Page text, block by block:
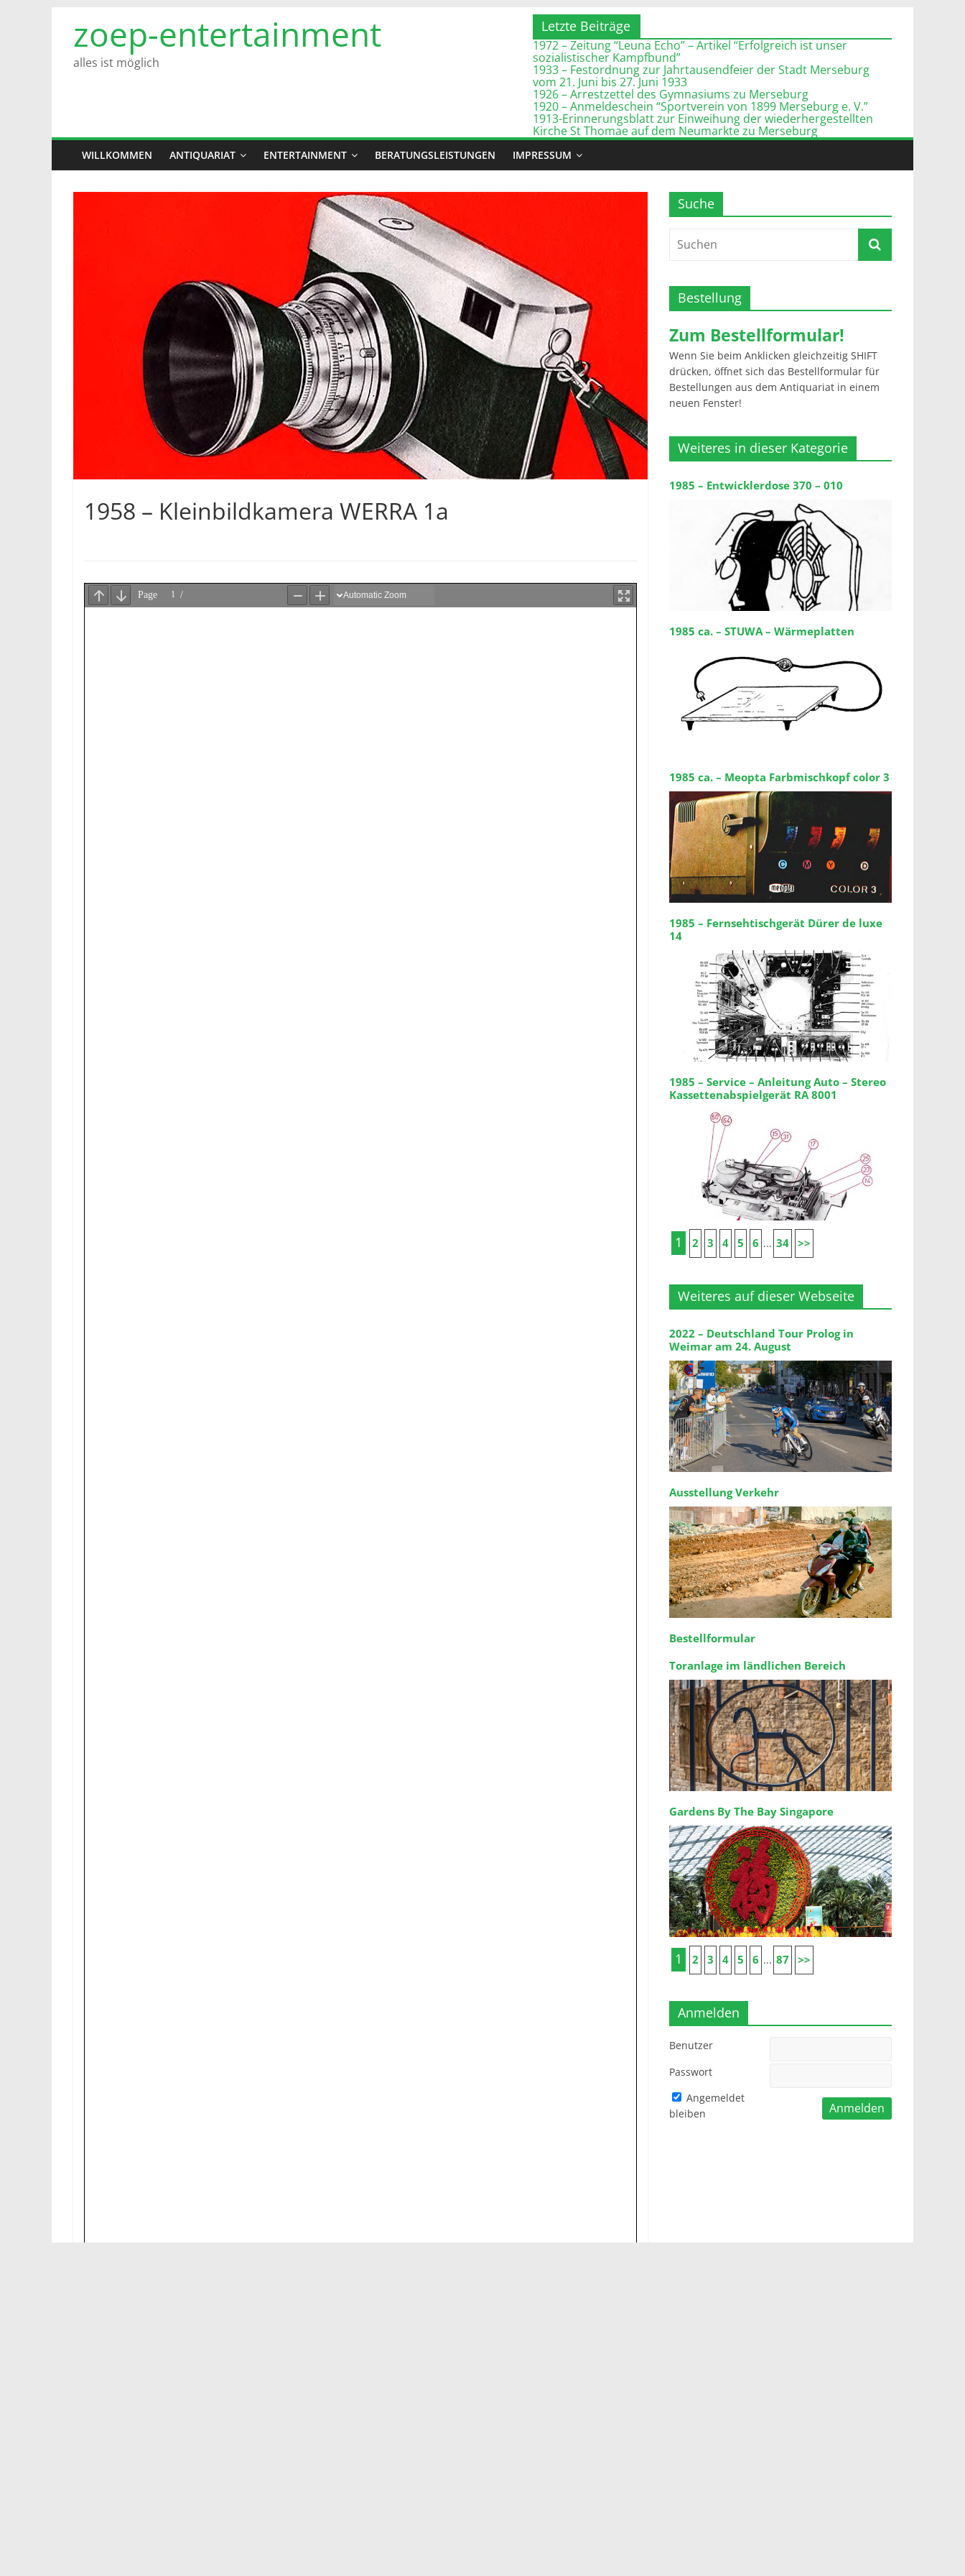
Inhalt
springen
zoep-entertainment
alles ist möglich
Letzte Beiträge
1972 – Zeitung “Leuna Echo” – Artikel “Erfolgreich ist unser
sozialistischer Kampfbund”
1933 – Festordnung zur Jahrtausendfeier der Stadt Merseburg
vom 21. Juni bis 27. Juni 1933
1926 – Arrestzettel des Gymnasiums zu Merseburg
1920 – Anmeldeschein “Sportverein von 1899 Merseburg e. V.”
1913-Erinnerungsblatt zur Einweihung der wiederhergestellten
Kirche St Thomae auf dem Neumarkte zu Merseburg
WILLKOMMEN ANTIQUARIAT ENTERTAINMENT BERATUNGSLEISTUNGEN IMPRESSUM
1958 – Kleinbildkamera WERRA 1a
Suche
Bestellung
Zum Bestellformular!
Wenn Sie beim Anklicken gleichzeitig SHIFT
drücken, öffnet sich das Bestellformular für
Bestellungen aus dem Antiquariat in einem
neuen Fenster!
Weiteres in dieser Kategorie
1985 – Entwicklerdose 370 – 010
1985 ca. – STUWA – Wärmeplatten
1985 ca. – Meopta Farbmischkopf color 3
1985 – Fernsehtischgerät Dürer de luxe
14
1985 – Service – Anleitung Auto – Stereo
Kassettenabspielgerät RA 8001
1 2 3 4 5 6 ... 34 >>
Weiteres auf dieser Webseite
2022 – Deutschland Tour Prolog in
Weimar am 24. August
Ausstellung Verkehr
Bestellformular
Toranlage im ländlichen Bereich
Gardens By The Bay Singapore
1 2 3 4 5 6 ... 87 >>
Anmelden
Benutzer
Passwort
Angemeldet
bleiben